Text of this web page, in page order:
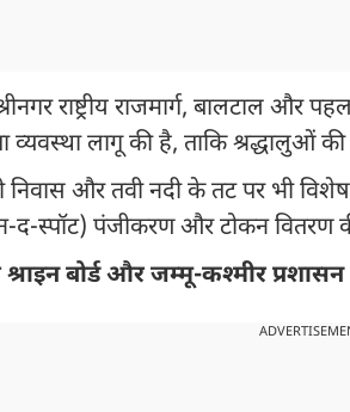
राष्ट्रीय राजमार्ग, बालटाल और
व्यवस्था लागू की है, ताकि श्रद्धालुओं
निवास और तवी नदी के तट पर भी
स्पॉट) पंजीकरण और टोकन वितरण की
बोर्ड और जम्मू-कश्मीर